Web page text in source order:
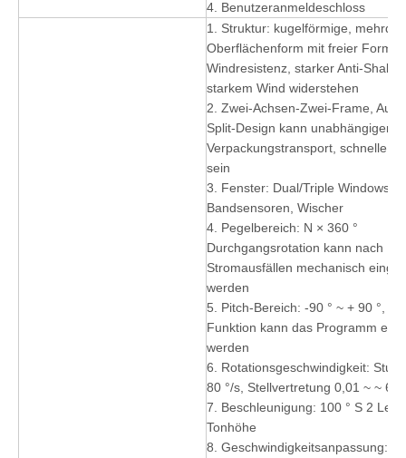
4. Benutzeranmeldeschloss
1. Struktur: kugelförmige,
Oberflächenform mit freier Form,
Windresistenz, starker Anti-Shake
starkem Wind widerstehen
2. Zwei-Achsen-Zwei-Frame, Auf-
Split-Design kann unabhängiger
Verpackungstransport, schnelle
sein
3. Fenster: Dual/Triple Windows,
Bandsensoren, Wischer
4. Pegelbereich: N × 360 °
Durchgangsrotation kann nach
Stromausfällen mechanisch
werden
5. Pitch-Bereich: -90 ° ~ + 90 °,
Funktion kann das Programm
werden
6. Rotationsgeschwindigkeit: Stufe
80 °/s, Stellvertretung 0,01 ~ ~ 60
7. Beschleunigung: 100 ° S 2
Tonhöhe
8. Geschwindigkeitsanpassung: